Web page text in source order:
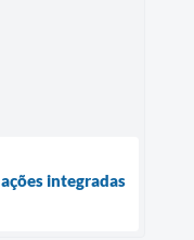
integradas